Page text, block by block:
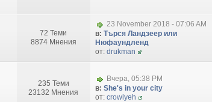
72 Теми
8874 Мнения
23 November 2018 - 07:06 AM
в: Търся Ландзеер или
Нюфаундленд
от: drukman
235 Теми
23132 Мнения
Вчера, 05:38 PM
в: She's in your city
от: crowlyeh